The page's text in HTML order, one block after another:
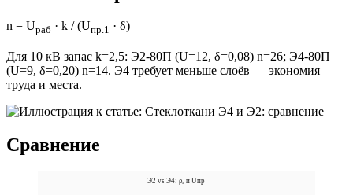
n = Uраб · k / (Uпр.1 · δ)
Для 10 кВ запас k=2,5: Э2-80П (U=12, δ=0,08) n=26; Э4-80П
(U=9, δ=0,20) n=14. Э4 требует меньше слоёв — экономия
труда и места.
Сравнение
Э2 vs Э4: ρₛ и Uпр